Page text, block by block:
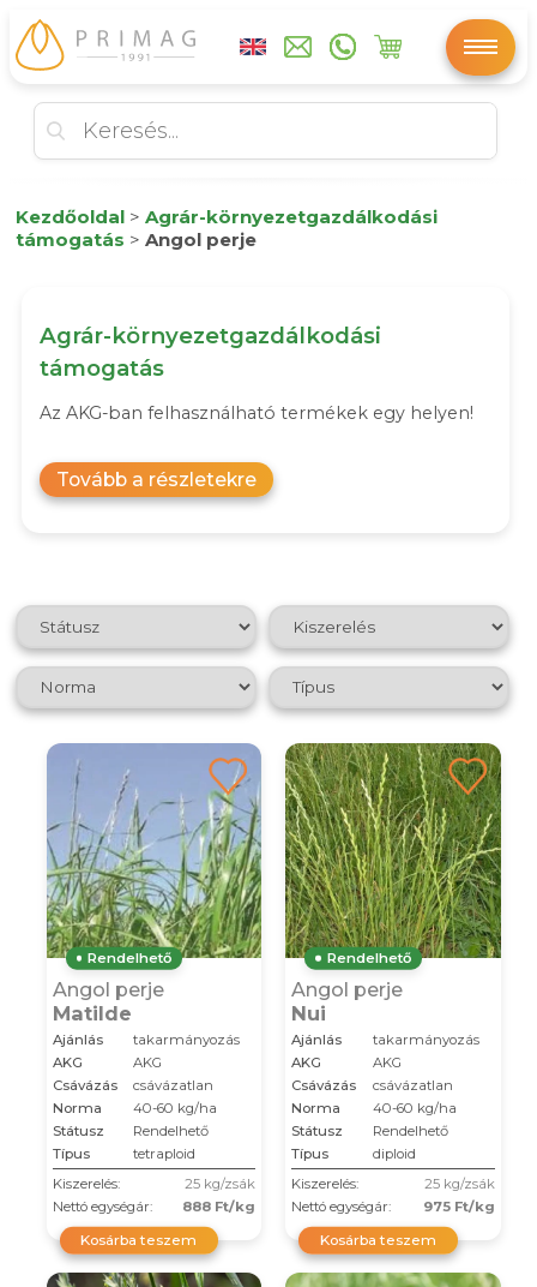
Kezdőoldal > Agrár-környezetgazdálkodási
támogatás > Angol perje
Agrár-környezetgazdálkodási
támogatás
Az AKG-ban felhasználható termékek egy helyen!
Tovább a részletekre
Rendelhető
Angol perje
Matilde
Ajánlás
takarmányozás
AKG
AKG
Csávázás
csávázatlan
Norma
40-60 kg/ha
Státusz
Rendelhető
Típus
tetraploid
Kiszerelés:
25 kg/zsák
Nettó egységár:
888 Ft/kg
Kosárba teszem
Rendelhető
Angol perje
Nui
Ajánlás
takarmányozás
AKG
AKG
Csávázás
csávázatlan
Norma
40-60 kg/ha
Státusz
Rendelhető
Típus
diploid
Kiszerelés:
25 kg/zsák
Nettó egységár:
975 Ft/kg
Kosárba teszem